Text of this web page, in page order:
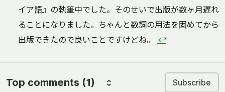
イア語』の執筆中でした。そのせいで出版が数ヶ月遅れ
ることになりました。ちゃんと数詞の用法を固めてから
出版できたので良いことですけどね。 ↩
Top comments (1) Subscribe